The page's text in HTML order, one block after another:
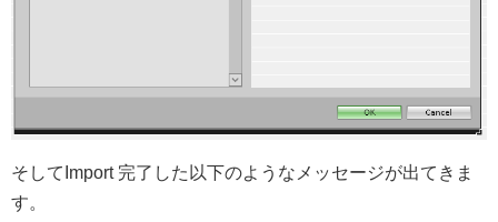
そしてImport 完了した以下のようなメッセージが出てきま
す。